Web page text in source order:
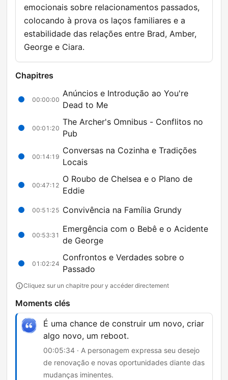
emocionais sobre relacionamentos passados,
colocando à prova os laços familiares e a
estabilidade das relações entre Brad, Amber,
George e Ciara.
Chapitres
00:00:00
Anúncios e Introdução ao You're
Dead to Me
00:01:20
The Archer's Omnibus - Conflitos no
Pub
00:14:19
Conversas na Cozinha e Tradições
Locais
00:47:12
O Roubo de Chelsea e o Plano de
Eddie
00:51:25 Convivência na Família Grundy
00:53:31
Emergência com o Bebê e o Acidente
de George
01:02:24
Confrontos e Verdades sobre o
Passado
Cliquez sur un chapitre pour y accéder directement
Moments clés
É uma chance de construir um novo, criar
algo novo, um reboot.
00:05:34 · A personagem expressa seu desejo
de renovação e novas oportunidades diante das
mudanças iminentes.